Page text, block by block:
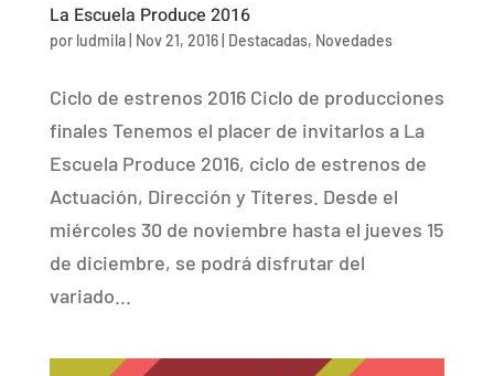
La Escuela Produce 2016
por ludmila| Nov 21, 2016| Destacadas, Novedades
Ciclo de estrenos 2016 Ciclo de producciones
finales Tenemos el placer de invitarlos a La
Escuela Produce 2016, ciclo de estrenos de
Actuación, Dirección y Títeres. Desde el
miércoles 30 de noviembre hasta el jueves 15
de diciembre, se podrá disfrutar del
variado...